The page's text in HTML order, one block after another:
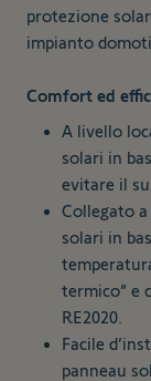
protezione
impianto
Comfort ed
A livello
solari in
evitare il
Collegato
solari in
termico” e
RE2020.
Facile
panneau